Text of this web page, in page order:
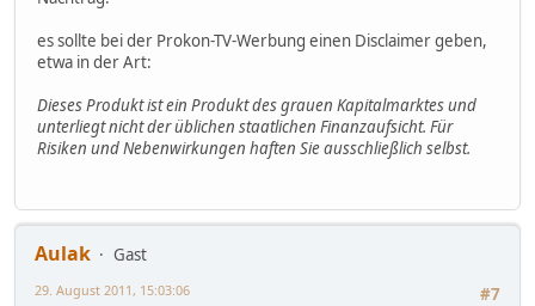
es sollte bei der Prokon-TV-Werbung einen Disclaimer geben,
etwa in der Art:
Dieses Produkt ist ein Produkt des grauen Kapitalmarktes und
unterliegt nicht der üblichen staatlichen Finanzaufsicht. Für
Risiken und Nebenwirkungen haften Sie ausschließlich selbst.
Aulak
Gast
#7
29. August 2011, 15:03:06